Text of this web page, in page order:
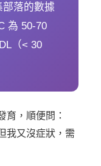
部落的數據
為 50-70
（< 30
育，順便問：
我又沒症狀，需